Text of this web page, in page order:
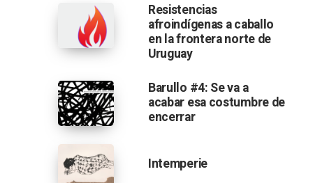
Resistencias
afroindígenas a caballo
en la frontera norte de
Uruguay
Barullo #4: Se va a
acabar esa costumbre de
encerrar
Intemperie